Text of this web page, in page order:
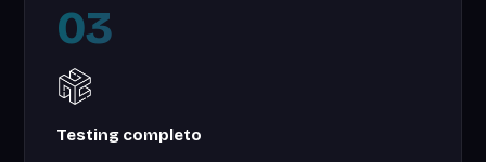
03
Testing completo